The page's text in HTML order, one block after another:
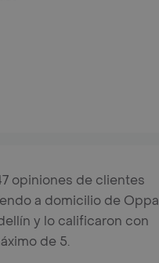
opiniones de clientes
a domicilio de Oppa
y lo calificaron con
de 5.